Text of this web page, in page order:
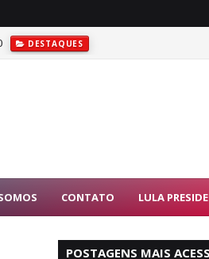
DESTAQUES
CONTATO LULA
POSTAGENS MAIS